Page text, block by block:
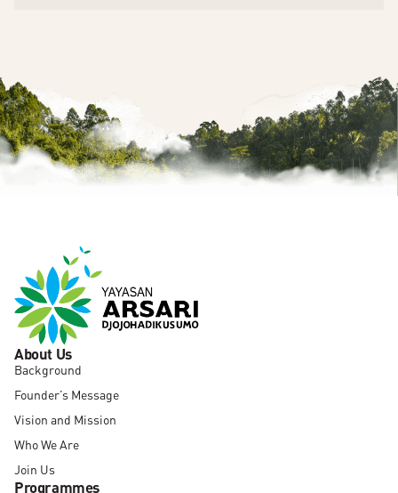
About Us
Background
Founder’s Message
Vision and Mission
Who We Are
Join Us
Programmes